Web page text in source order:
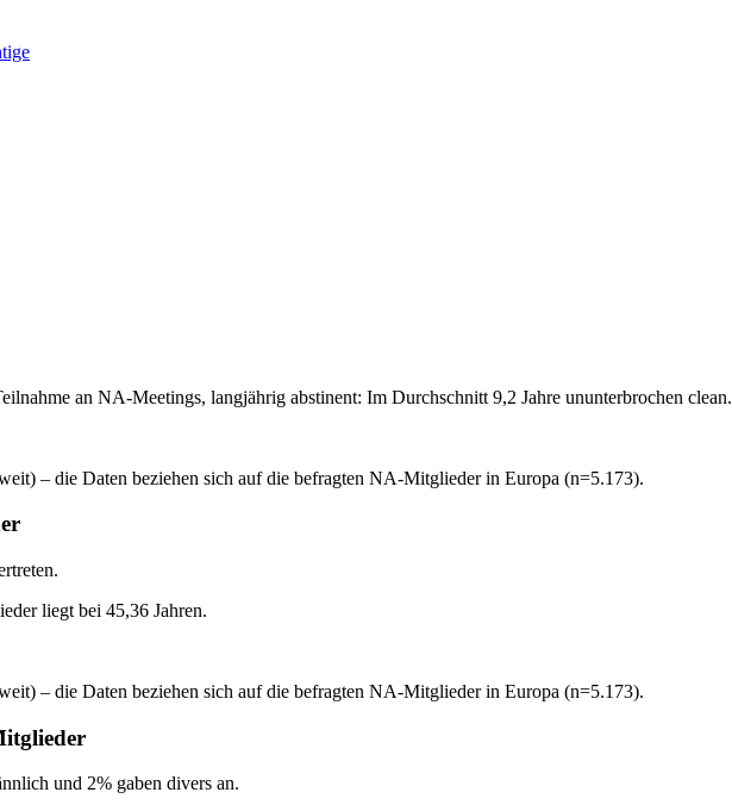
an NA-Meetings, langjährig abstinent: Im Durchschnitt 9,2 Jahre ununterbrochen clean.
– die Daten beziehen sich auf die befragten NA-Mitglieder in Europa (n=5.173).
liegt bei 45,36 Jahren.
– die Daten beziehen sich auf die befragten NA-Mitglieder in Europa (n=5.173).
und 2% gaben divers an.